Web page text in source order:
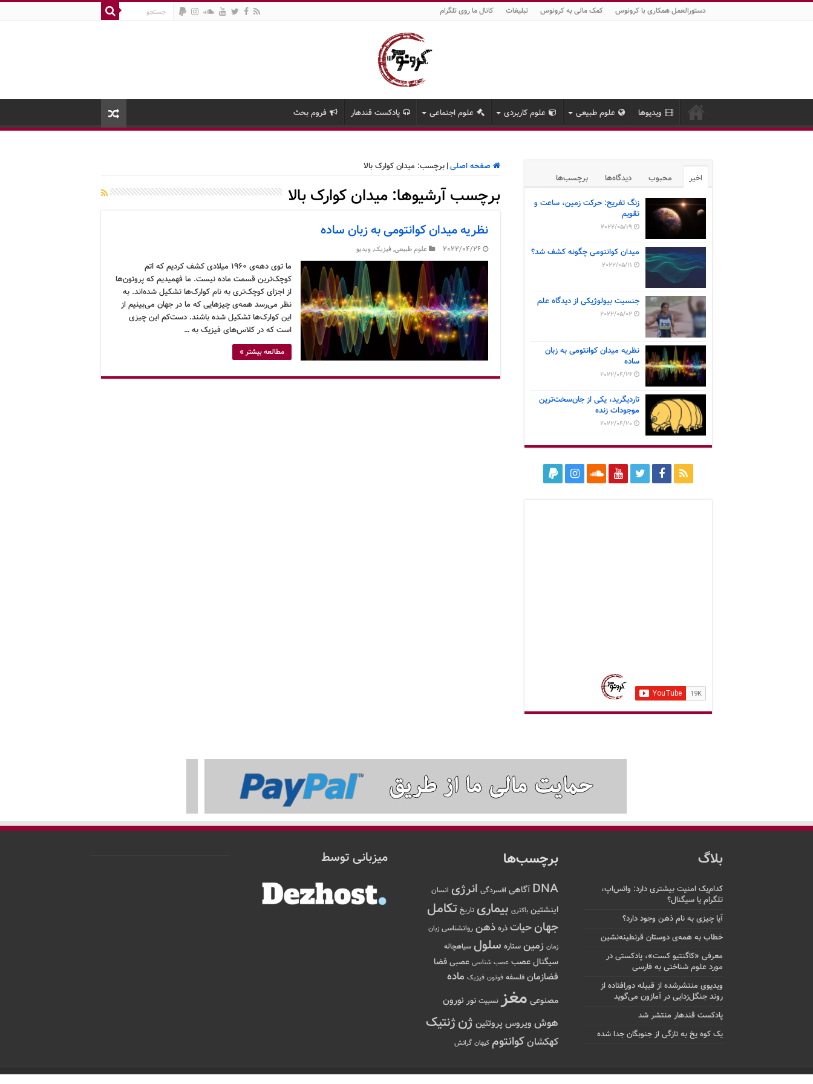
دستورالعمل همکاری با کرونوس کمک مالی به کرونوس تبلیغات کانال ما روی تلگرام
ویدیوها علوم طبیعی علوم کاربردی علوم اجتماعی پادکست قندهار فروم بحث
صفحه اصلی| برچسب: میدان کوارک بالا
برچسب آرشیوها: میدان کوارک بالا
نظریه میدان کوانتومی به زبان ساده
2022/04/26 علوم طبیعی,فیزیک,ویدیو
ما توی دهه‌ی ۱۹۶۰ میلادی کشف کردیم که اتم
کوچک‌ترین قسمت ماده نیست. ما فهمیدیم که پروتون‌ها
از اجزای کوچک‌تری به نام کوارک‌ها تشکیل شده‌اند. به
نظر می‌رسد همه‌ی چیزهایی که ما در جهان می‌بینیم از
این کوارک‌ها تشکیل شده باشند. دست‌کم این چیزی
است که در کلاس‌های فیزیک به …
مطالعه بیشتر »
اخیر محبوب دیدگاه‌ها برچسب‌ها
زنگ تفریح: حرکت زمین، ساعت و
تقویم
2022/05/19
میدان کوانتومی چگونه کشف شد؟
2022/05/11
جنسیت بیولوژیکی از دیدگاه علم
2022/05/02
نظریه میدان کوانتومی به زبان
ساده
2022/04/26
تاردیگرید، یکی از جان‌سخت‌ترین
موجودات زنده
2022/04/20
بلاگ
کدام‌یک امنیت بیشتری دارد: واتس‌اپ،
تلگرام یا سیگنال؟
آیا چیزی به نام ذهن وجود دارد؟
خطاب به همه‌ی دوستان قرنطینه‌نشین
معرفی «کاگنتیو کست»، پادکستی در
مورد علوم شناختی به فارسی
ویدیوی منتشرشده از قبیله دورافتاده‌ از
روند جنگل‌زدایی در آمازون می‌گوید
پادکست قندهار منتشر شد
یک کوه یخ به تازگی از جنوبگان جدا شده
برچسب‌ها
DNA آگاهی افسردگی انرژی انسان
اینشتین باکتری بیماری تاریخ تکامل
جهانحیات ذره ذهن روانشناسی زبان
زمان زمین ستاره سلول سیاهچاله
سیگنالعصب عصب شناسی عصبی فضا
فضازمان فلسفه فوتون فیزیک ماده
مصنوعی مغز نسبیت نور نورون
هوش ویروس پروتئین ژنژنتیک
کهکشانکوانتوم کیهان گرانش
میزبانی توسط